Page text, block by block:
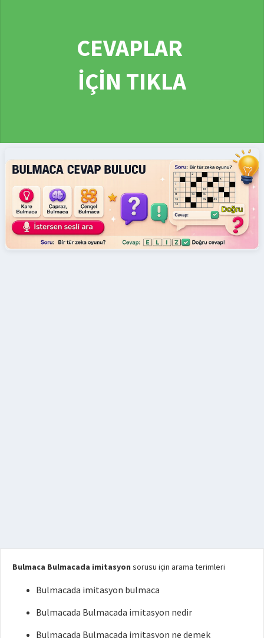
CEVAPLAR
İÇİN TIKLA
Bulmaca Bulmacada imitasyon sorusu için arama terimleri
Bulmacada imitasyon bulmaca
Bulmacada Bulmacada imitasyon nedir
Bulmacada Bulmacada imitasyon ne demek